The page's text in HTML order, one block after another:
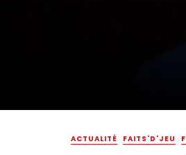
ACTUALITÉ FAITS'D'JEU